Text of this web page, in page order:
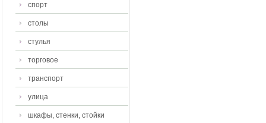
спорт
столы
стулья
торговое
транспорт
улица
шкафы, стенки, стойки